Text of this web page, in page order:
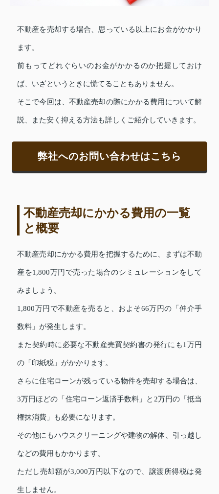
不動産を売却する場合、思っている以上にお金がかかり
ます。
前もってどれぐらいのお金がかかるのか把握しておけ
ば、いざというときに慌てることもありません。
そこで今回は、不動産売却の際にかかる費用について解
説、また安く抑える方法も詳しくご紹介していきます。
弊社へのお問い合わせはこちら
不動産売却にかかる費用の一覧
と概要
不動産売却にかかる費用を把握するために、まずは不動
産を1,800万円で売った場合のシミュレーションをして
みましょう。
1,800万円で不動産を売ると、およそ66万円の「仲介手
数料」が発生します。
また契約時に必要な不動産売買契約書の発行にも1万円
の「印紙税」がかかります。
さらに住宅ローンが残っている物件を売却する場合は、
3万円ほどの「住宅ローン返済手数料」と2万円の「抵当
権抹消費」も必要になります。
その他にもハウスクリーニングや建物の解体、引っ越し
などの費用もかかります。
ただし売却額が3,000万円以下なので、譲渡所得税は発
生しません。